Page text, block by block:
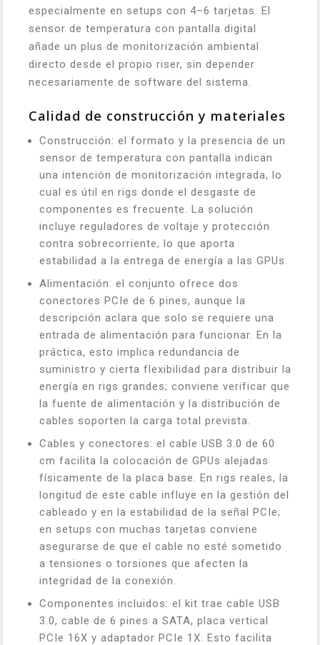
especialmente en setups con 4–6 tarjetas. El
sensor de temperatura con pantalla digital
añade un plus de monitorización ambiental
directo desde el propio riser, sin depender
necesariamente de software del sistema.
Calidad de construcción y materiales
Construcción: el formato y la presencia de un
sensor de temperatura con pantalla indican
una intención de monitorización integrada, lo
cual es útil en rigs donde el desgaste de
componentes es frecuente. La solución
incluye reguladores de voltaje y protección
contra sobrecorriente, lo que aporta
estabilidad a la entrega de energía a las GPUs.
Alimentación: el conjunto ofrece dos
conectores PCIe de 6 pines, aunque la
descripción aclara que solo se requiere una
entrada de alimentación para funcionar. En la
práctica, esto implica redundancia de
suministro y cierta flexibilidad para distribuir la
energía en rigs grandes; conviene verificar que
la fuente de alimentación y la distribución de
cables soporten la carga total prevista.
Cables y conectores: el cable USB 3.0 de 60
cm facilita la colocación de GPUs alejadas
físicamente de la placa base. En rigs reales, la
longitud de este cable influye en la gestión del
cableado y en la estabilidad de la señal PCIe;
en setups con muchas tarjetas conviene
asegurarse de que el cable no esté sometido
a tensiones o torsiones que afecten la
integridad de la conexión.
Componentes incluidos: el kit trae cable USB
3.0, cable de 6 pines a SATA, placa vertical
PCIe 16X y adaptador PCIe 1X. Esto facilita